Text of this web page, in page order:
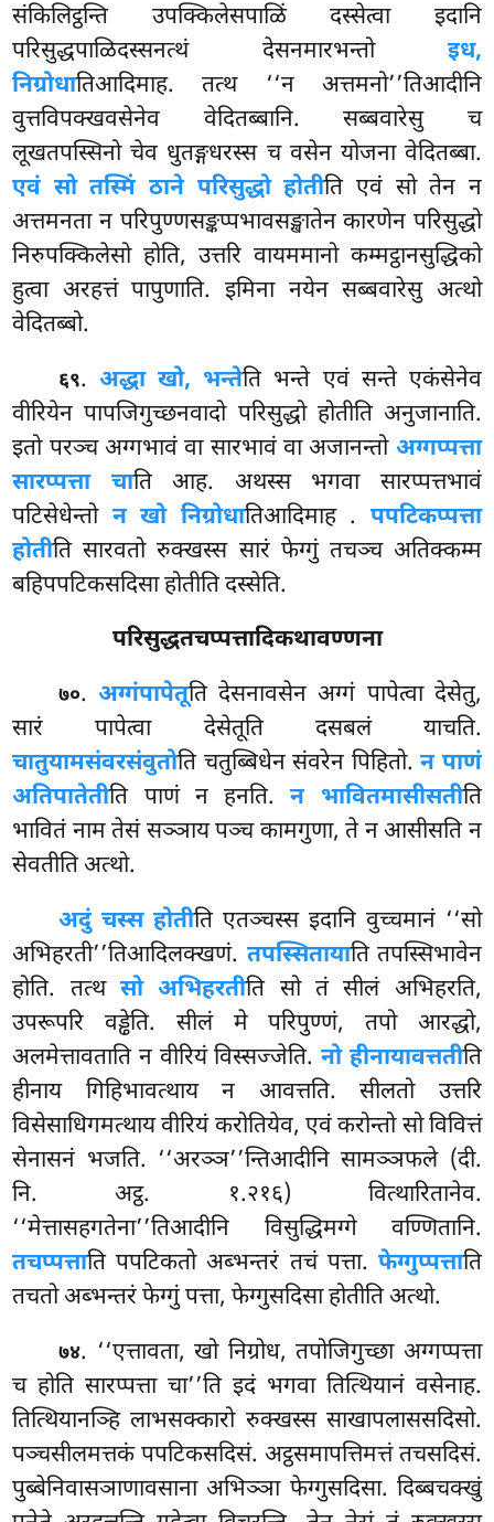
संकिलिट्ठन्ति उपक्किलेसपाळिं दस्सेत्वा इदानि
परिसुद्धपाळिदस्सनत्थं देसनमारभन्तो इध,
निग्रोधातिआदिमाह. तत्थ ‘‘न अत्तमनो’’तिआदीनि
वुत्तविपक्खवसेनेव वेदितब्बानि. सब्बवारेसु च
लूखतपस्सिनो चेव धुतङ्गधरस्स च वसेन योजना वेदितब्बा.
एवं सो तस्मिं ठाने परिसुद्धो होतीति एवं सो तेन न
अत्तमनता न परिपुण्णसङ्कप्पभावसङ्खातेन कारणेन परिसुद्धो
निरुपक्किलेसो होति, उत्तरि वायममानो कम्मट्ठानसुद्धिको
हुत्वा अरहत्तं पापुणाति. इमिना नयेन सब्बवारेसु अत्थो
वेदितब्बो.
६९.अद्धा खो, भन्तेति भन्ते एवं सन्ते एकंसेनेव
वीरियेन पापजिगुच्छनवादो परिसुद्धो होतीति अनुजानाति.
इतो परञ्च अग्गभावं वा सारभावं वा अजानन्तो अग्गप्पत्ता
सारप्पत्ता चाति आह. अथस्स भगवा सारप्पत्तभावं
पटिसेधेन्तो न खो निग्रोधातिआदिमाह . पपटिकप्पत्ता
होतीति सारवतो रुक्खस्स सारं फेग्गुं तचञ्च अतिक्कम्म
बहिपपटिकसदिसा होतीति दस्सेति.
परिसुद्धतचप्पत्तादिकथावण्णना
७०.अग्गंपापेतूति देसनावसेन अग्गं पापेत्वा देसेतु,
सारं पापेत्वा देसेतूति दसबलं याचति.
चातुयामसंवरसंवुतोति चतुब्बिधेन संवरेन पिहितो.न पाणं
अतिपातेतीति पाणं न हनति.न भावितमासीसतीति
भावितं नाम तेसं सञ्ञाय पञ्च कामगुणा, ते न आसीसति न
सेवतीति अत्थो.
अदुं चस्स होतीति एतञ्चस्स इदानि वुच्चमानं ‘‘सो
अभिहरती’’तिआदिलक्खणं. तपस्सितायाति तपस्सिभावेन
होति. तत्थ सो अभिहरतीति सो तं सीलं अभिहरति,
उपरूपरि वड्ढेति. सीलं मे परिपुण्णं, तपो आरद्धो,
अलमेत्तावताति न वीरियं विस्सज्जेति.नो हीनायावत्ततीति
हीनाय गिहिभावत्थाय न आवत्तति. सीलतो उत्तरि
विसेसाधिगमत्थाय वीरियं करोतियेव, एवं करोन्तो सो विवित्तं
सेनासनं भजति. ‘‘अरञ्ञ’’न्तिआदीनि सामञ्ञफले (दी.
नि. अट्ठ. १.२१६) वित्थारितानेव.
‘‘मेत्तासहगतेना’’तिआदीनि विसुद्धिमग्गे वण्णितानि.
तचप्पत्ताति पपटिकतो अब्भन्तरं तचं पत्ता. फेग्गुप्पत्ताति
तचतो अब्भन्तरं फेग्गुं पत्ता, फेग्गुसदिसा होतीति अत्थो.
७४. ‘‘एत्तावता, खो निग्रोध, तपोजिगुच्छा अग्गप्पत्ता
च होति सारप्पत्ता चा’’ति इदं भगवा तित्थियानं वसेनाह.
तित्थियानञ्हि लाभसक्कारो रुक्खस्स साखापलाससदिसो.
पञ्चसीलमत्तकं पपटिकसदिसं. अट्ठसमापत्तिमत्तं तचसदिसं.
पुब्बेनिवासञाणावसाना अभिञ्ञा फेग्गुसदिसा. दिब्बचक्खुं